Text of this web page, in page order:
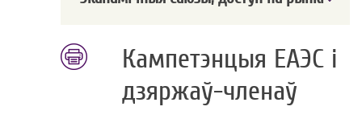
Кампетэнцыя ЕАЭС і
дзяржаў-членаў